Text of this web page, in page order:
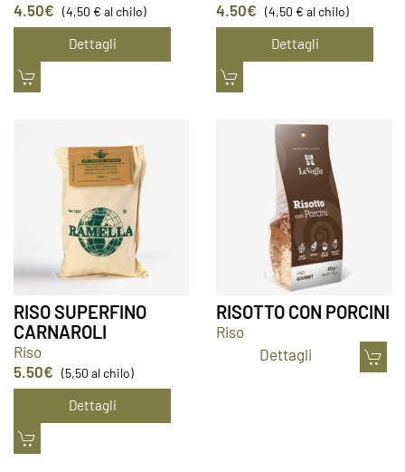
4.50€ (4,50 € al chilo)
Dettagli
4.50€ (4,50 € al chilo)
Dettagli
RISO SUPERFINO
CARNAROLI
Riso
5.50€ (5,50 al chilo)
Dettagli
RISOTTO CON PORCINI
Riso
Dettagli